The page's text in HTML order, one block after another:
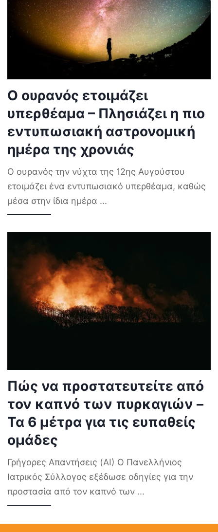
Ο ουρανός ετοιμάζει
υπερθέαμα – Πλησιάζει η πιο
εντυπωσιακή αστρονομική
ημέρα της χρονιάς
Ο ουρανός την νύχτα της 12ης Αυγούστου
ετοιμάζει ένα εντυπωσιακό υπερθέαμα, καθώς
μέσα στην ίδια ημέρα ...
Πώς να προστατευτείτε από
τον καπνό των πυρκαγιών –
Τα 6 μέτρα για τις ευπαθείς
ομάδες
Γρήγορες Απαντήσεις (AI) Ο Πανελλήνιος
Ιατρικός Σύλλογος εξέδωσε οδηγίες για την
προστασία από τον καπνό των ...